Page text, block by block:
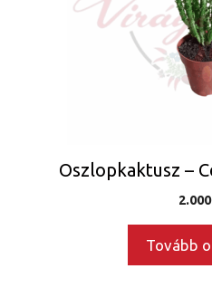
Oszlopkaktusz –
2.000
Tovább